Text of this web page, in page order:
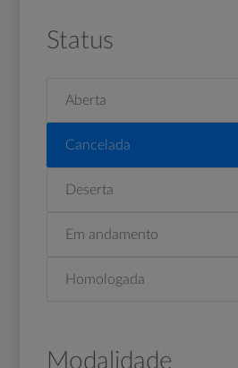
Status
Aberta
Cancelada
Deserta
Em andamento
Homologada
Modalidade